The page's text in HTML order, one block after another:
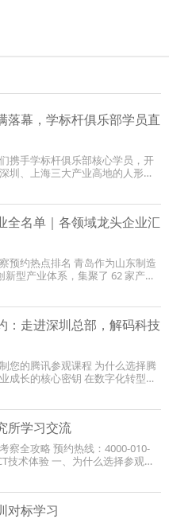
落幕，学标杆俱乐部学员直
携手学标杆俱乐部核心学员，开
圳、上海三大产业高地的人形机
科技的实验室到优必选...
全名单｜各领域龙头企业汇
预约热点排名 青岛作为山东制造
新型产业体系，集聚了 62 家产业
级先进制造业集群龙头...
：走进深圳总部，解码科技
您的腾讯参观课程 为什么选择腾
成长的核心密钥 在数字化转型迫
业正面临 技术落地难...
所学习交流
察全攻略 预约热线：4000-010-
技术体验 一、为什么选择参观华
球最大研发中心之一，北京...
对标学习